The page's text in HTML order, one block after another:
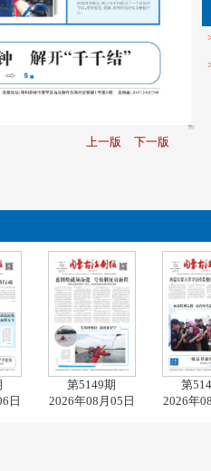
上一版 下一版
日
第5149期
2026年08月05日
第
2026年